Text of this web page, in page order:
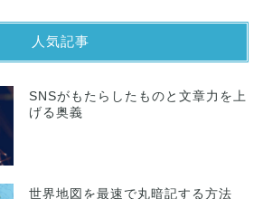
人気記事
SNSがもたらしたものと文章力を上
げる奥義
世界地図を最速で丸暗記する方法